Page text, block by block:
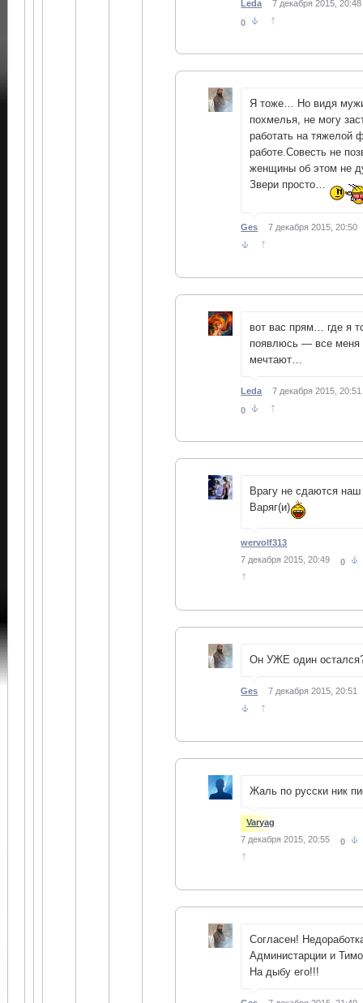
Leda
7 декабря 2015, 20:48
0
↑
Я тоже… Но видя
похмелья, не могу
работать на тяжелой
работе.Совесть не
женщины об этом не
Звери просто…
Ges 7 декабря 2015, 20:50
↑
вот вас прям… где я
появлюсь — все меня
мечтают…
Leda
7 декабря 2015, 20:51
0
↑
Врагу не сдаются
Варяг(и)
wervolf313
7 декабря 2015, 20:49
0
↑
Он УЖЕ один
Ges 7 декабря 2015, 20:51
↑
Жаль по русски ник
Varyag
7 декабря 2015, 20:55
0
↑
Согласен!
Администарции и
На дыбу его!!!